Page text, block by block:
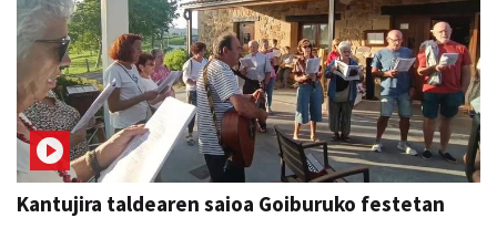
Kantujira taldearen saioa Goiburuko festetan